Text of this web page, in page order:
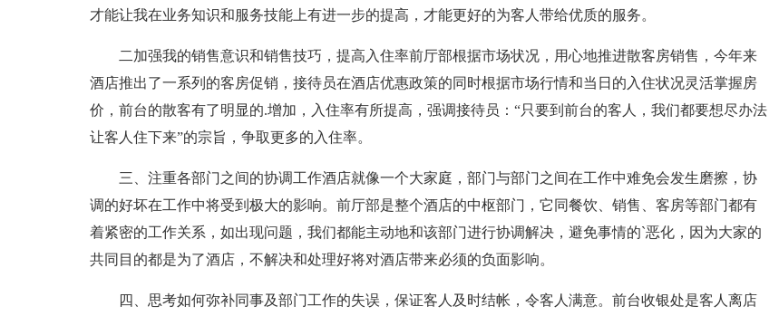
才能让我在业务知识和服务技能上有进一步的提高，才能更好的为客人带给优质的服务。
二加强我的销售意识和销售技巧，提高入住率前厅部根据市场状况，用心地推进散客房销售，今年来
酒店推出了一系列的客房促销，接待员在酒店优惠政策的同时根据市场行情和当日的入住状况灵活掌握房
价，前台的散客有了明显的.增加，入住率有所提高，强调接待员：“只要到前台的客人，我们都要想尽办法
让客人住下来”的宗旨，争取更多的入住率。
三、注重各部门之间的协调工作酒店就像一个大家庭，部门与部门之间在工作中难免会发生磨擦，协
调的好坏在工作中将受到极大的影响。前厅部是整个酒店的中枢部门，它同餐饮、销售、客房等部门都有
着紧密的工作关系，如出现问题，我们都能主动地和该部门进行协调解决，避免事情的`恶化，因为大家的
共同目的都是为了酒店，不解决和处理好将对酒店带来必须的负面影响。
四、思考如何弥补同事及部门工作的失误，保证客人及时结帐，令客人满意。前台收银处是客人离店